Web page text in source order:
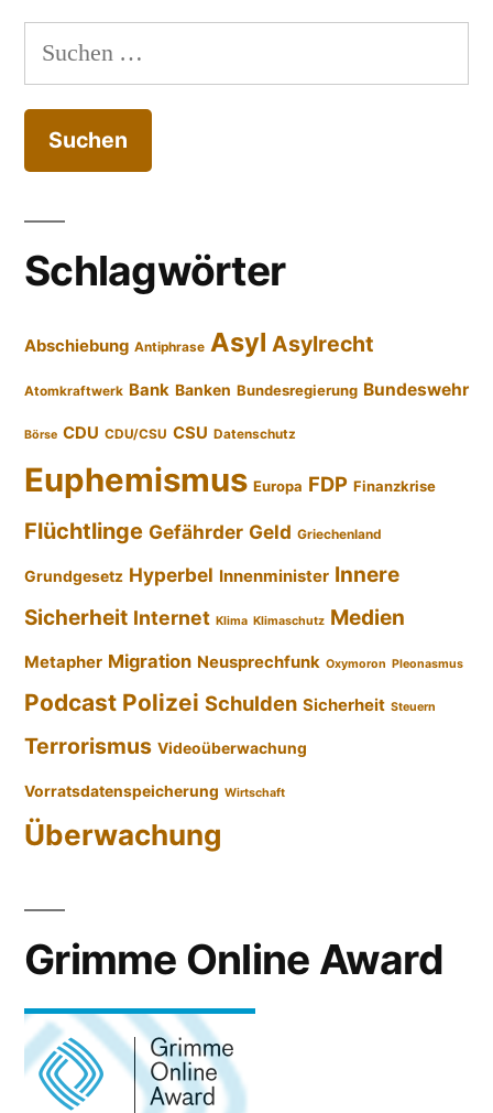
Suchen
nach:
Schlagwörter
Abschiebung Antiphrase Asyl Asylrecht
Atomkraftwerk Bank Banken Bundesregierung Bundeswehr
Börse CDU CDU/CSU CSU Datenschutz
Euphemismus Europa FDP Finanzkrise
Flüchtlinge Gefährder Geld Griechenland
Grundgesetz Hyperbel Innenminister Innere
Sicherheit Internet Klima Klimaschutz Medien
Metapher Migration Neusprechfunk Oxymoron Pleonasmus
Podcast Polizei Schulden Sicherheit Steuern
Terrorismus Videoüberwachung
Vorratsdatenspeicherung Wirtschaft
Überwachung
Grimme Online Award